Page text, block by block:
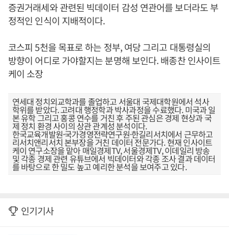
증권거래세와 관련된 빅데이터 감성 연관어를 보더라도 부
정적인 인식이 지배적이다.
코스피 5천을 목표로 하는 정부, 여당 그리고 대통령실의
방향이 어디로 가야할지는 분명해 보인다. 배종찬 인사이트
케이 소장
연세대 정치외교학과를 졸업하고 서울대 국제대학원에서 석사
학위를 받았다. 고려대 행정학과 박사과정을 수료했다. 미국과 일
본 유학 그리고 홍콩 연수를 거친 후 주된 관심은 경제 현상과 국
제 정치 환경 사이의 상관 관계성 분석이다.
한국교육개발원·국가경영전략연구원·한길리서치에서 근무하고
리서치앤리서치 본부장을 거친 데이터 전문가다. 현재 인사이트
케이 연구소장을 맡아 매일경제TV, 서울경제TV, 이데일리 방송
및 각종 경제 관련 유튜브에서 빅데이터와 각종 조사 결과 데이터
를 바탕으로 한 밀도 높고 예리한 분석을 보여주고 있다.
인기기사